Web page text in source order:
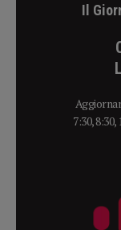
Il
7:30, 8:30,